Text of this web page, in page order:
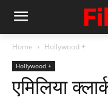
Home Hollywood +
Hollywood +
एमिलिया